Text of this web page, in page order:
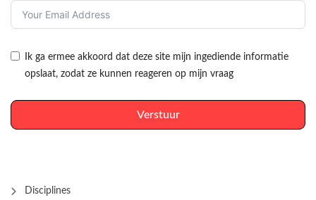
Ik ga ermee akkoord dat deze site mijn ingediende informatie
opslaat, zodat ze kunnen reageren op mijn vraag
Verstuur
Disciplines